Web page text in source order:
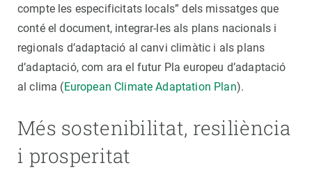
compte les especificitats locals” dels missatges que
conté el document, integrar-les als plans nacionals i
regionals d’adaptació al canvi climàtic i als plans
d’adaptació, com ara el futur Pla europeu d’adaptació
al clima (European Climate Adaptation Plan).
Més sostenibilitat, resiliència
i prosperitat